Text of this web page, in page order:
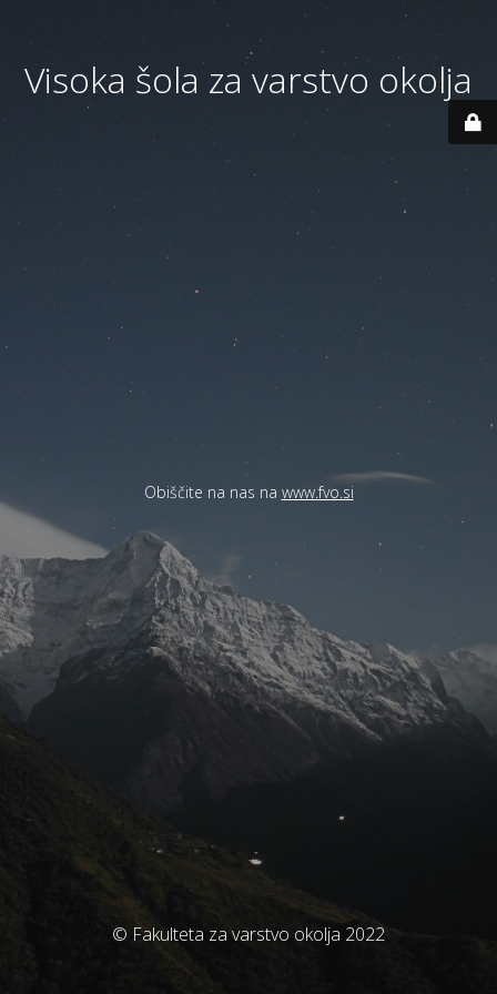
Visoka šola za varstvo okolja
Obiščite na nas na www.fvo.si
© Fakulteta za varstvo okolja 2022